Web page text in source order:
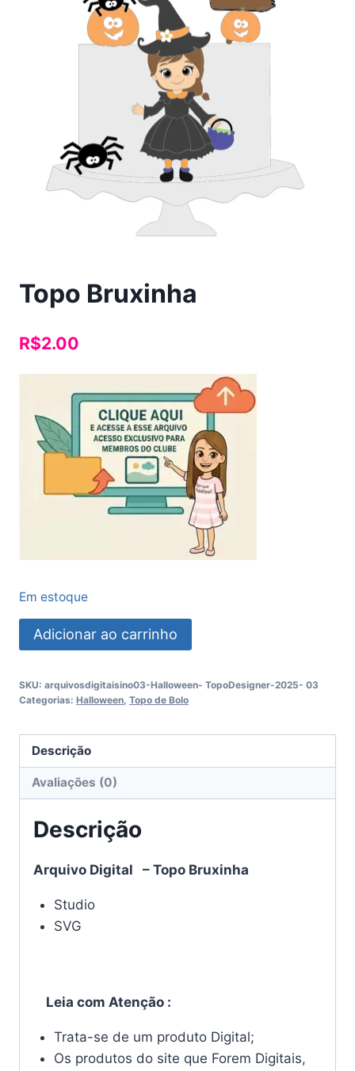
Topo Bruxinha
R$2.00
Em estoque
Topo
Bruxinha
Adicionar ao carrinho
SKU: arquivosdigitaisino03-Halloween- TopoDesigner-2025- 03
Categorias: Halloween, Topo de Bolo
Descrição
Avaliações (0)
Descrição
Arquivo Digital – Topo Bruxinha
Studio
SVG
Leia com Atenção :
Trata-se de um produto Digital;
Os produtos do site que Forem Digitais,